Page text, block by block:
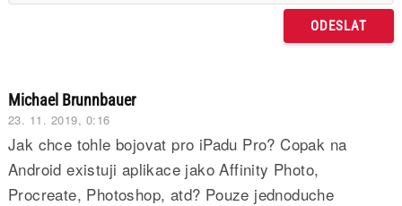
Michael Brunnbauer
23. 11. 2019, 0:16
Jak chce tohle bojovat pro iPadu Pro? Copak na
Android existuji aplikace jako Affinity Photo,
Procreate, Photoshop, atd? Pouze jednoduche